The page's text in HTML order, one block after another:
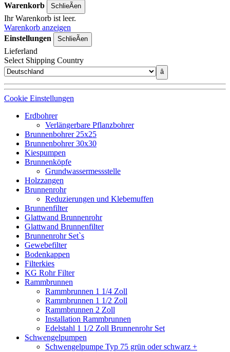
Warenkorb
SchlieÃen
Ihr Warenkorb ist leer.
Warenkorb anzeigen
Einstellungen
SchlieÃen
Lieferland
Select Shipping Country
â
Cookie Einstellungen
Erdbohrer
Verlängerbare Pflanzbohrer
Brunnenbohrer 25x25
Brunnenbohrer 30x30
Kiespumpen
Brunnenköpfe
Grundwassermessstelle
Holzzangen
Brunnenrohr
Reduzierungen und Klebemuffen
Brunnenfilter
Glattwand Brunnenrohr
Glattwand Brunnenfilter
Brunnenrohr Set`s
Gewebefilter
Bodenkappen
Filterkies
KG Rohr Filter
Rammbrunnen
Rammbrunnen 1 1/4 Zoll
Rammbrunnen 1 1/2 Zoll
Rammbrunnen 2 Zoll
Installation Rammbrunnen
Edelstahl 1 1/2 Zoll Brunnenrohr Set
Schwengelpumpen
Schwengelpumpe Typ 75 grün oder schwarz +